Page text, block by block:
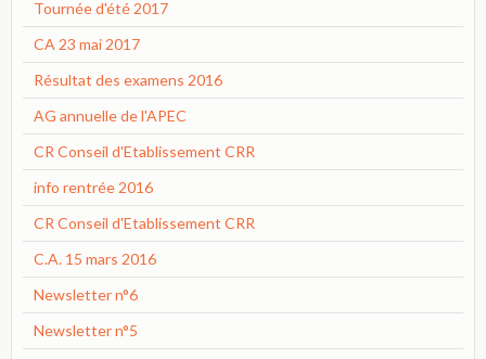
Tournée d'été 2017
CA 23 mai 2017
Résultat des examens 2016
AG annuelle de l'APEC
CR Conseil d'Etablissement CRR
info rentrée 2016
CR Conseil d'Etablissement CRR
C.A. 15 mars 2016
Newsletter n°6
Newsletter n°5